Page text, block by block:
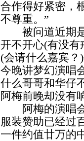
合作得好紧密，
不尊重。”
被问道近期是
开不开心(有没
(会请什么嘉宾
今晚讲梦幻演唱
什么哥哥和华仔
阿梅前晚却没有
阿梅的演唱会
服装赞助已经过
一件约值廿万的